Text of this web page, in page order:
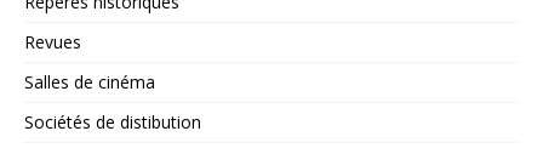
Revues
Salles de cinéma
Sociétés de distibution